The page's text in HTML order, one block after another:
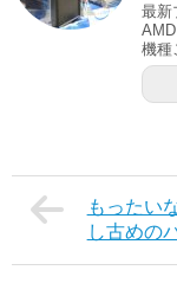
最新
機種
もったい
し古めの